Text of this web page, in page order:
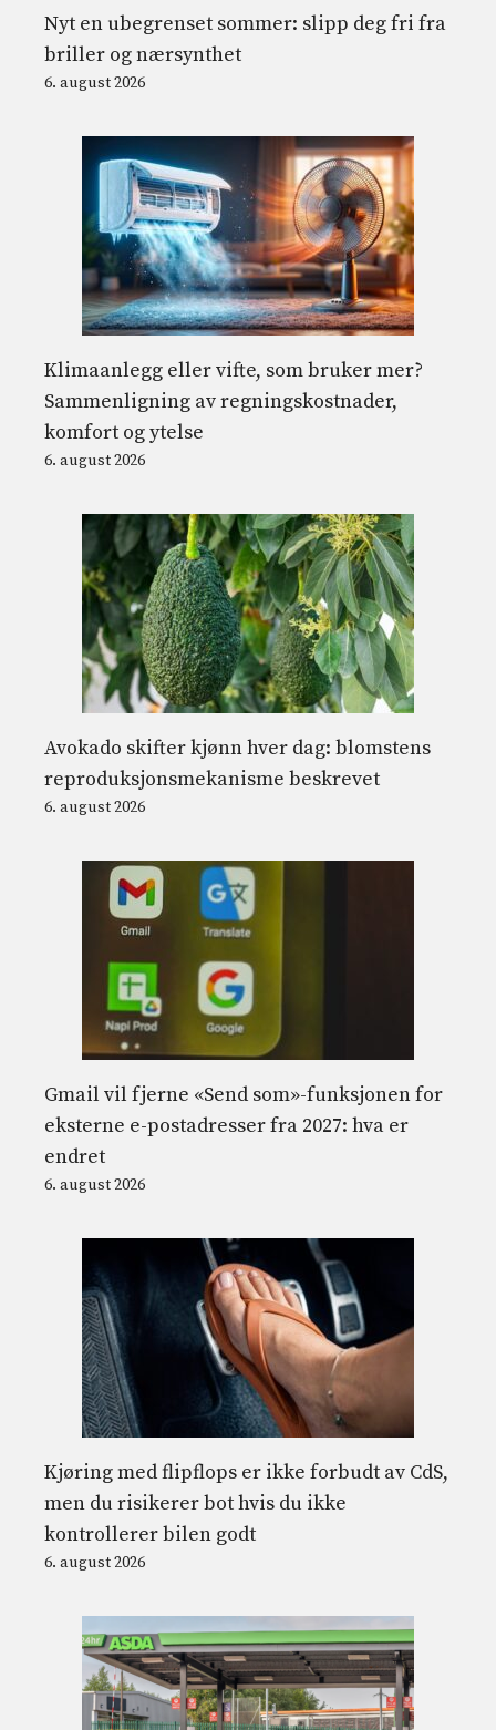
Nyt en ubegrenset sommer: slipp deg fri fra
briller og nærsynthet
6. august 2026
Klimaanlegg eller vifte, som bruker mer?
Sammenligning av regningskostnader,
komfort og ytelse
6. august 2026
Avokado skifter kjønn hver dag: blomstens
reproduksjonsmekanisme beskrevet
6. august 2026
Gmail vil fjerne «Send som»-funksjonen for
eksterne e-postadresser fra 2027: hva er
endret
6. august 2026
Kjøring med flipflops er ikke forbudt av CdS,
men du risikerer bot hvis du ikke
kontrollerer bilen godt
6. august 2026